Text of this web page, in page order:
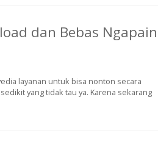
dan Bebas Ngapain
layanan untuk bisa nonton secara
yang tidak tau ya. Karena sekarang